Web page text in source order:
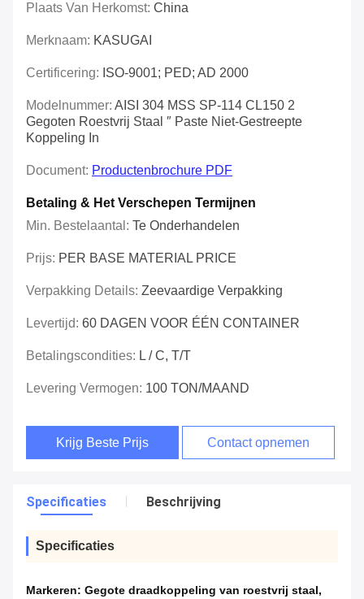
Plaats Van Herkomst: China
Merknaam: KASUGAI
Certificering: ISO-9001; PED; AD 2000
Modelnummer: AISI 304 MSS SP-114 CL150 2
Gegoten Roestvrij Staal ″ Paste Niet-Gestreepte
Koppeling In
Document: Productenbrochure PDF
Betaling & Het Verschepen Termijnen
Min. Bestelaantal: Te Onderhandelen
Prijs: PER BASE MATERIAL PRICE
Verpakking Details: Zeevaardige Verpakking
Levertijd: 60 DAGEN VOOR ÉÉN CONTAINER
Betalingscondities: L / C, T/T
Levering Vermogen: 100 TON/MAAND
Krijg Beste Prijs Contact opnemen
Specificaties Beschrijving
Specificaties
Markeren: Gegote draadkoppeling van roestvrij staal,